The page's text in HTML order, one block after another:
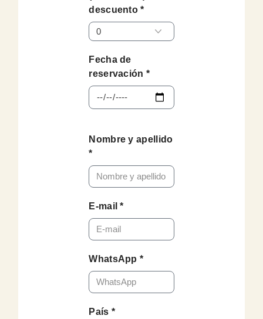
descuento *
Fecha de
reservación *
Nombre y apellido
*
E-mail *
WhatsApp *
País *